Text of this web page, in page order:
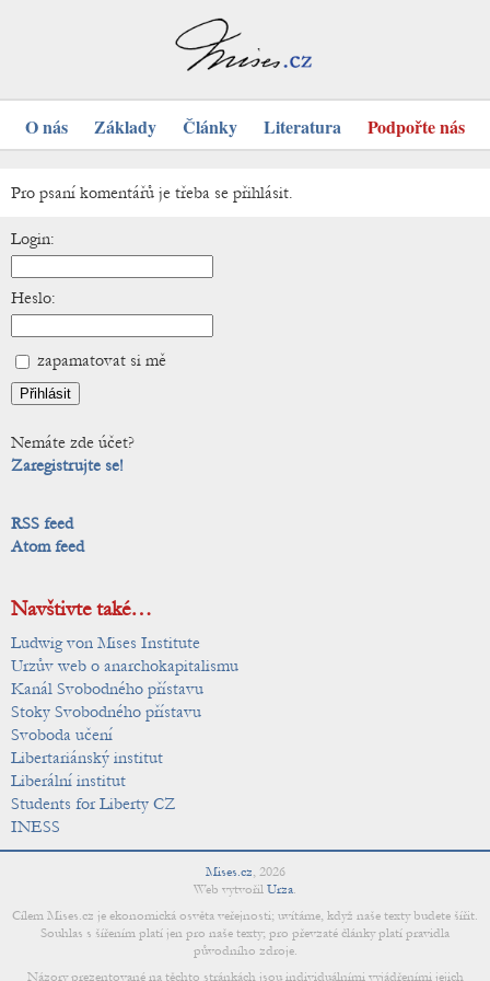
O nás Základy Články Literatura Podpořte nás
Pro psaní komentářů je třeba se přihlásit.
Login:
Heslo:
zapamatovat si mě
Nemáte zde účet?
Zaregistrujte se!
RSS feed
Atom feed
Navštivte také…
Ludwig von Mises Institute
Urzův web o anarchokapitalismu
Kanál Svobodného přístavu
Stoky Svobodného přístavu
Svoboda učení
Libertariánský institut
Liberální institut
Students for Liberty CZ
INESS
Mises.cz, 2026
Web vytvořil Urza.
Cílem Mises.cz je ekonomická osvěta veřejnosti; uvítáme, když naše texty budete šířit.
Souhlas s šířením platí jen pro naše texty; pro převzaté články platí pravidla
původního zdroje.
Názory prezentované na těchto stránkách jsou individuálními vyjádřeními jejich